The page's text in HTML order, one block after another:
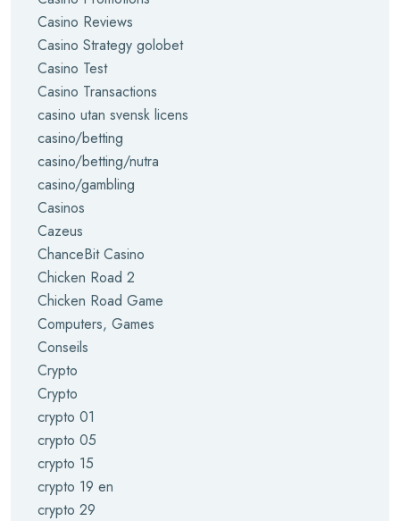
Casino Reviews
Casino Strategy golobet
Casino Test
Casino Transactions
casino utan svensk licens
casino/betting
casino/betting/nutra
casino/gambling
Casinos
Cazeus
ChanceBit Casino
Chicken Road 2
Chicken Road Game
Computers, Games
Conseils
Crypto
Crypto
crypto 01
crypto 05
crypto 15
crypto 19 en
crypto 29